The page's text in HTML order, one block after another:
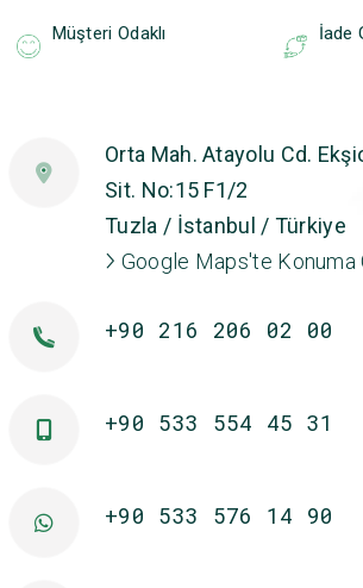
Müşteri Odaklı İade
Orta Mah. Atayolu Cd.
Sit. No:15 F1/2
Tuzla / İstanbul / Türkiye
Google Maps'te Konuma
+90 216 206 02 00
+90 533 554 45 31
+90 533 576 14 90